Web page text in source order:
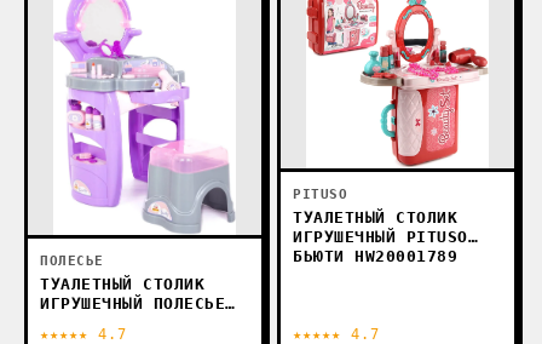
ПОЛЕСЬЕ
ТУАЛЕТНЫЙ СТОЛИК
ИГРУШЕЧНЫЙ ПОЛЕСЬЕ
★★★★★ 4.7
PITUSO
ТУАЛЕТНЫЙ СТОЛИК
ИГРУШЕЧНЫЙ PITUSO
БЬЮТИ HW20001789
★★★★★ 4.7